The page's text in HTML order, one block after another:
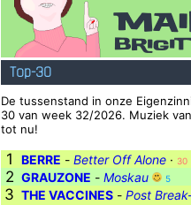
Top-30
De tussenstand in onze
30 van week 32/2026. Muziek
tot nu!
1 BERRE - Better Off Alone · 30
2 GRAUZONE - Moskau 5
3 THE VACCINES - Post